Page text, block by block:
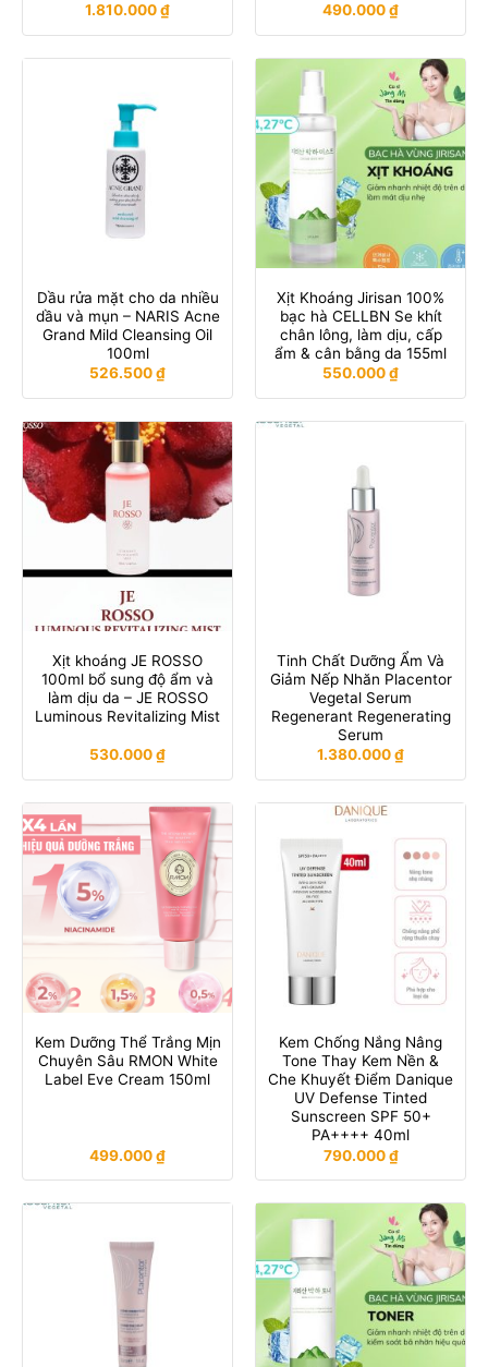
1.810.000₫
490.000₫
Dầu rửa mặt cho da nhiều
dầu và mụn – NARIS Acne
Grand Mild Cleansing Oil
100ml
526.500₫
Xịt Khoáng Jirisan 100%
bạc hà CELLBN Se khít
chân lông, làm dịu, cấp
ẩm & cân bằng da 155ml
550.000₫
Xịt khoáng JE ROSSO
100ml bổ sung độ ẩm và
làm dịu da – JE ROSSO
Luminous Revitalizing Mist
530.000₫
Tinh Chất Dưỡng Ẩm Và
Giảm Nếp Nhăn Placentor
Vegetal Serum
Regenerant Regenerating
Serum
1.380.000₫
Kem Dưỡng Thể Trắng Mịn
Chuyên Sâu RMON White
Label Eve Cream 150ml
499.000₫
Kem Chống Nắng Nâng
Tone Thay Kem Nền &
Che Khuyết Điểm Danique
UV Defense Tinted
Sunscreen SPF 50+
PA++++ 40ml
790.000₫